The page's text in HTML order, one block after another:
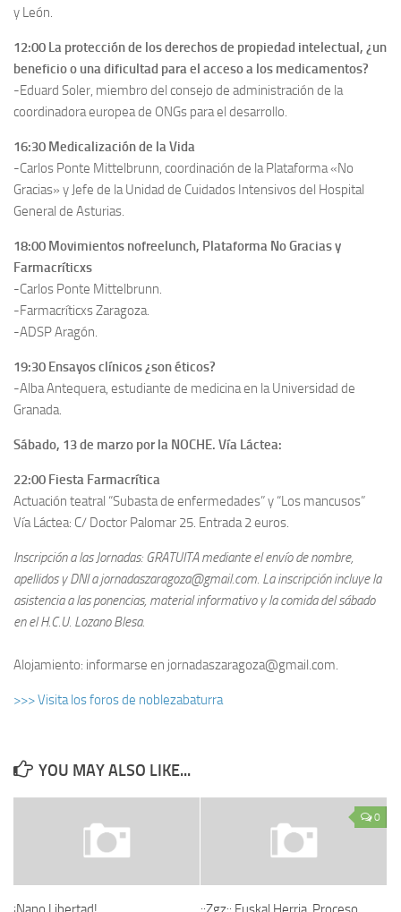
y León.
12:00 La protección de los derechos de propiedad intelectual, ¿un
beneficio o una dificultad para el acceso a los medicamentos?
-Eduard Soler, miembro del consejo de administración de la
coordinadora europea de ONGs para el desarrollo.
16:30 Medicalización de la Vida
-Carlos Ponte Mittelbrunn, coordinación de la Plataforma «No
Gracias» y Jefe de la Unidad de Cuidados Intensivos del Hospital
General de Asturias.
18:00 Movimientos nofreelunch, Plataforma No Gracias y
Farmacríticxs
-Carlos Ponte Mittelbrunn.
-Farmacríticxs Zaragoza.
-ADSP Aragón.
19:30 Ensayos clínicos ¿son éticos?
-Alba Antequera, estudiante de medicina en la Universidad de
Granada.
Sábado, 13 de marzo por la NOCHE. Vía Láctea:
22:00 Fiesta Farmacrítica
Actuación teatral “Subasta de enfermedades” y “Los mancusos”
Vía Láctea: C/ Doctor Palomar 25. Entrada 2 euros.
Inscripción a las Jornadas: GRATUITA mediante el envío de nombre,
apellidos y DNI a jornadaszaragoza@gmail.com. La inscripción incluye la
asistencia a las ponencias, material informativo y la comida del sábado
en el H.C.U. Lozano Blesa.
Alojamiento: informarse en jornadaszaragoza@gmail.com.
>>> Visita los foros de noblezabaturra
YOU MAY ALSO LIKE...
0